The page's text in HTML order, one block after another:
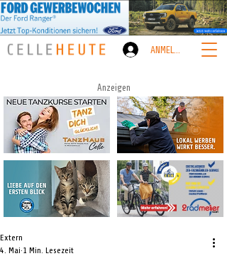
ANMELDEN
Anzeigen
Extern
4. Mai 1 Min. Lesezeit